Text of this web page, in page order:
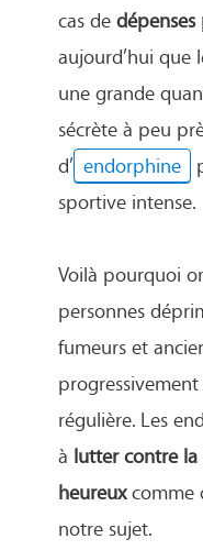
cas de
aujourd’hui
une grande
sécrète à peu
d’ endorphine
sportive intense.
Voilà pourquoi
personnes
fumeurs et
régulière. Les
à lutter contre la
heureuxcomme
notre sujet.